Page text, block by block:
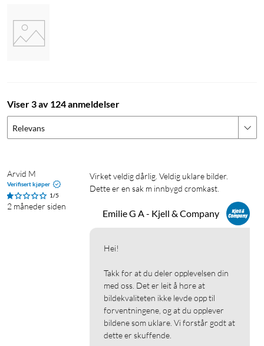
Viser 3 av 124 anmeldelser
Relevans
Arvid M
Verifisert kjøper
1/5
2 måneder siden
Virket veldig dårlig. Veldig uklare bilder.
Emilie G A - Kjell & Company
Hei!
Takk for at du deler opplevelsen din
med oss. Det er leit å høre at
bildekvaliteten ikke levde opp til
forventningene, og at du opplever
bildene som uklare. Vi forstår godt at
dette er skuffende.